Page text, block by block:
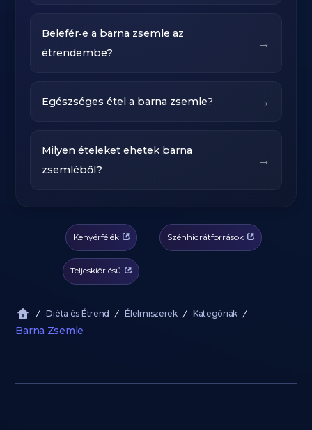
Belefér‑e a barna zsemle az
étrendembe?
→
Egészséges étel a barna zsemle? →
Milyen ételeket ehetek barna
zsemléből?
→
Kenyérfélék Szénhidrátforrások
Teljeskiörlésű
Diéta és Étrend Élelmiszerek Kategóriák
Barna Zsemle